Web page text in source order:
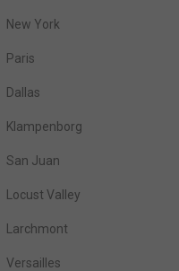
New York
Paris
Dallas
Klampenborg
San Juan
Locust Valley
Larchmont
Versailles